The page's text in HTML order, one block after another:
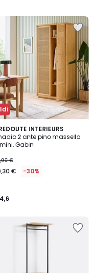
INTERIEURS
2 ante pino massello
Gabin
€
€ -30%
4,6